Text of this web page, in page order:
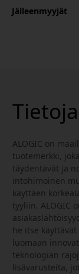
Jälleenmyyjät
ALOGIC on
tuotemerkki,
täydentävät ja
intohimoinen
käyttäen
tyyliin. ALOGIC
he itse
luomaan
teknologian
lisävarusteita,